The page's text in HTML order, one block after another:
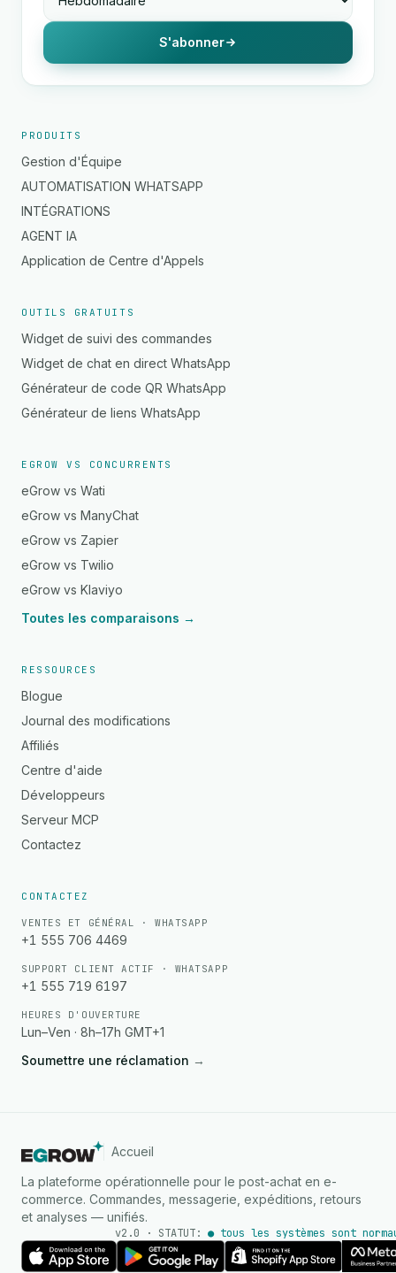
S'abonner
PRODUITS
Gestion d'Équipe
AUTOMATISATION WHATSAPP
INTÉGRATIONS
AGENT IA
Application de Centre d'Appels
OUTILS GRATUITS
Widget de suivi des commandes
Widget de chat en direct WhatsApp
Générateur de code QR WhatsApp
Générateur de liens WhatsApp
EGROW VS CONCURRENTS
eGrow vs Wati
eGrow vs ManyChat
eGrow vs Zapier
eGrow vs Twilio
eGrow vs Klaviyo
Toutes les comparaisons →
RESSOURCES
Blogue
Journal des modifications
Affiliés
Centre d'aide
Développeurs
Serveur MCP
Contactez
CONTACTEZ
VENTES ET GÉNÉRAL · WHATSAPP
+1 555 706 4469
SUPPORT CLIENT ACTIF · WHATSAPP
+1 555 719 6197
HEURES D'OUVERTURE
Lun–Ven · 8h–17h GMT+1
Soumettre une réclamation →
Accueil
La plateforme opérationnelle pour le post-achat en e-
commerce. Commandes, messagerie, expéditions, retours
et analyses — unifiés.
v2.0 · STATUT: ● tous les systèmes sont